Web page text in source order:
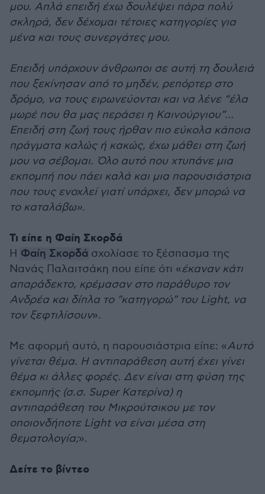
μου. Απλά επειδή έχω δουλέψει πάρα πολύ
σκληρά, δεν δέχομαι τέτοιες κατηγορίες για
μένα και τους συνεργάτες μου.
Επειδή υπάρχουν άνθρωποι σε αυτή τη δουλειά
που ξεκίνησαν από το μηδέν, ρεπόρτερ στο
δρόμο, να τους ειρωνεύονται και να λένε “έλα
μωρέ που θα μας περάσει η Καινούργιου”…
Επειδή στη ζωή τους ήρθαν πιο εύκολα κάποια
πράγματα καλώς ή κακώς, έχω μάθει στη ζωή
μου να σέβομαι. Όλο αυτό που χτυπάνε μια
εκπομπή που πάει καλά και μια παρουσιάστρια
που τους ενοχλεί γιατί υπάρχει, δεν μπορώ να
το καταλάβω».
Τι είπε η Φαίη Σκορδά
Η Φαίη Σκορδά σχολίασε το ξέσπασμα της
Νανάς Παλαιτσάκη που είπε ότι «έκαναν κάτι
απαράδεκτο, κρέμασαν στο παράθυρο τον
Ανδρέα και δίπλα το "κατηγορώ" του Light, να
τον ξεφτιλίσουν».
Με αφορμή αυτό, η παρουσιάστρια είπε: «Αυτό
γίνεται θέμα. Η αντιπαράθεση αυτή έχει γίνει
θέμα κι άλλες φορές. Δεν είναι στη φύση της
εκπομπής (σ.σ. Super Κατερίνα) η
αντιπαράθεση του Μικρούτσικου με τον
οποιονδήποτε Light να είναι μέσα στη
θεματολογία;».
Δείτε το βίντεο